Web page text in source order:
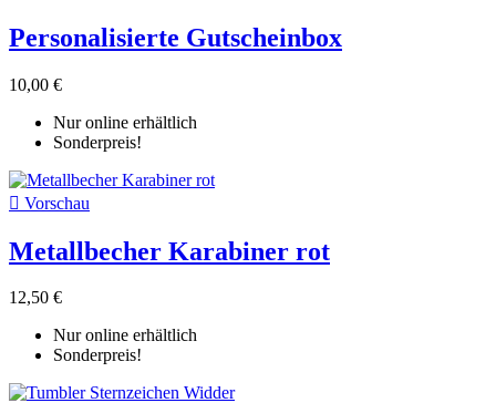
Personalisierte Gutscheinbox
10,00 €
Nur online erhältlich
Sonderpreis!
 Vorschau
Metallbecher Karabiner rot
12,50 €
Nur online erhältlich
Sonderpreis!